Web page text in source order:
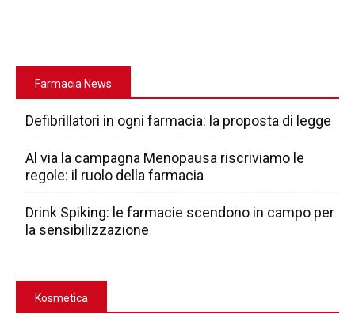
Farmacia News
Defibrillatori in ogni farmacia: la proposta di legge
Al via la campagna Menopausa riscriviamo le
regole: il ruolo della farmacia
Drink Spiking: le farmacie scendono in campo per
la sensibilizzazione
Kosmetica